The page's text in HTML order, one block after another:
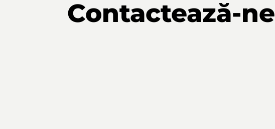
Contactează-ne